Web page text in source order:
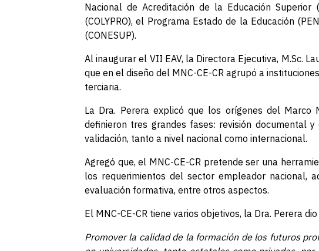
Nacional de Acreditación de la Educación
(COLYPRO), el Programa Estado de la Educación
(CONESUP).
Al inaugurar el VII EAV, la Directora Ejecutiva, M.Sc.
que en el diseño del MNC-CE-CR agrupó a
terciaria.
La Dra. Perera explicó que los orígenes del
definieron tres grandes fases: revisión documental
validación, tanto a nivel nacional como internacional.
Agregó que, el MNC-CE-CR pretende ser una
los requerimientos del sector empleador nacional,
evaluación formativa, entre otros aspectos.
El MNC-CE-CR tiene varios objetivos, la Dra. Perera
Promover la calidad de la formación de los futuros